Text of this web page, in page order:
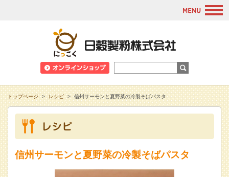
トップページ > レシピ > 信州サーモンと夏野菜の冷製そばパスタ
信州サーモンと夏野菜の冷製そばパスタ